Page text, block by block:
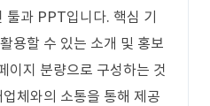
툴과 PPT입니다. 핵심 기
용할 수 있는 소개 및 홍보
이지 분량으로 구성하는 것
체와의 소통을 통해 제공